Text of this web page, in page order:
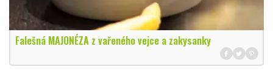
Falešná MAJONÉZA z vařeného vejce a zakysanky